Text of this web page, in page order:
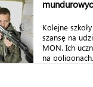
Kolejne
szansę na
MON. Ich
na